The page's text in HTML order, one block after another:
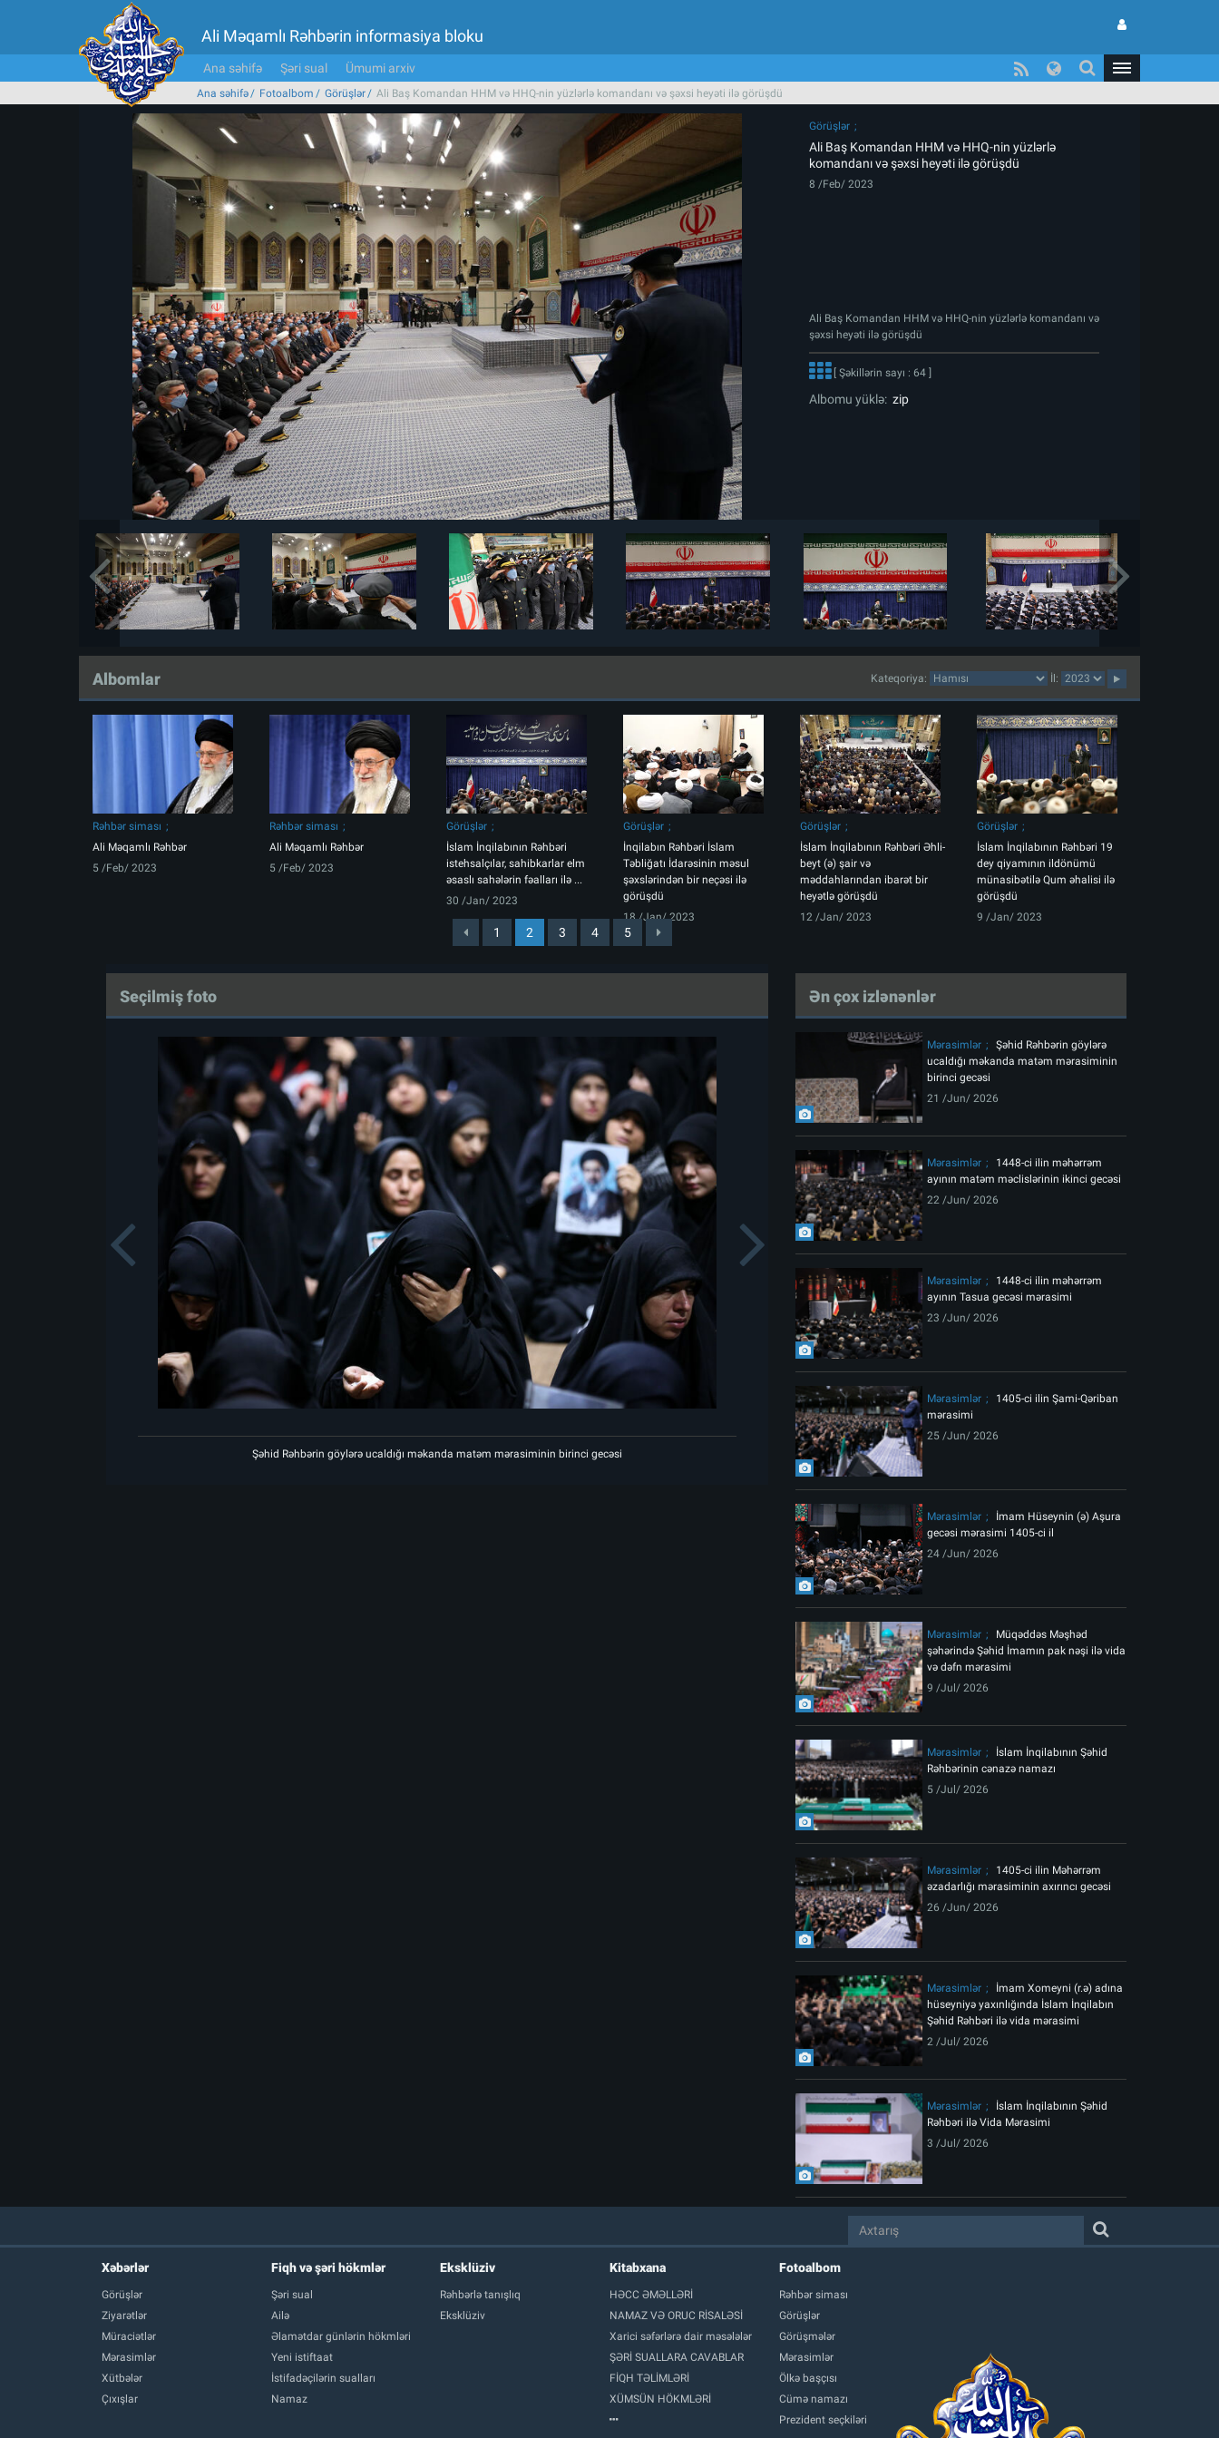
Ali Məqamlı Rəhbərin informasiya bloku
Ana səhifə Şəri sual Ümumi arxiv
Ana səhifə Fotoalbom Görüşlər Ali Baş Komandan HHM və HHQ-nin yüzlərlə komandanı və şəxsi heyəti ilə görüşdü
Görüşlər
Ali Baş Komandan HHM və HHQ-nin yüzlərlə
komandanı və şəxsi heyəti ilə görüşdü
8 /Feb/ 2023
Ali Baş Komandan HHM və HHQ-nin yüzlərlə komandanı və
şəxsi heyəti ilə görüşdü
[ Şəkillərin sayı : 64 ]
Albomu yüklə: zip
Albomlar Kateqoriya: İl:
Rəhbər siması
Ali Məqamlı Rəhbər
5 /Feb/ 2023
Rəhbər siması
Ali Məqamlı Rəhbər
5 /Feb/ 2023
Görüşlər
İslam İnqilabının Rəhbəri
istehsalçılar, sahibkarlar elm
əsaslı sahələrin fəalları ilə ...
30 /Jan/ 2023
Görüşlər
İnqilabın Rəhbəri İslam
Təbliğatı İdarəsinin məsul
şəxslərindən bir neçəsi ilə
görüşdü
18 /Jan/ 2023
Görüşlər
İslam İnqilabının Rəhbəri Əhli-
beyt (ə) şair və
məddahlarından ibarət bir
heyətlə görüşdü
12 /Jan/ 2023
Görüşlər
İslam İnqilabının Rəhbəri 19
dey qiyamının ildönümü
münasibətilə Qum əhalisi ilə
görüşdü
9 /Jan/ 2023
1 2 3 4 5
Seçilmiş foto
Şəhid Rəhbərin göylərə ucaldığı məkanda matəm mərasiminin birinci gecəsi
Previous Next
Ən çox izlənənlər
Mərasimlər
Şəhid Rəhbərin göylərə
ucaldığı məkanda matəm mərasiminin
birinci gecəsi
21 /Jun/ 2026
Mərasimlər
1448-ci ilin məhərrəm
ayının matəm məclislərinin ikinci gecəsi
22 /Jun/ 2026
Mərasimlər
1448-ci ilin məhərrəm
ayının Tasua gecəsi mərasimi
23 /Jun/ 2026
Mərasimlər
1405-ci ilin Şami-Qəriban
mərasimi
25 /Jun/ 2026
Mərasimlər
İmam Hüseynin (ə) Aşura
gecəsi mərasimi 1405-ci il
24 /Jun/ 2026
Mərasimlər
Müqəddəs Məşhəd
şəhərində Şəhid İmamın pak nəşi ilə vida
və dəfn mərasimi
9 /Jul/ 2026
Mərasimlər
İslam İnqilabının Şəhid
Rəhbərinin cənazə namazı
5 /Jul/ 2026
Mərasimlər
1405-ci ilin Məhərrəm
əzadarlığı mərasiminin axırıncı gecəsi
26 /Jun/ 2026
Mərasimlər
İmam Xomeyni (r.ə) adına
hüseyniyə yaxınlığında İslam İnqilabın
Şəhid Rəhbəri ilə vida mərasimi
2 /Jul/ 2026
Mərasimlər
İslam İnqilabının Şəhid
Rəhbəri ilə Vida Mərasimi
3 /Jul/ 2026
Xəbərlər
Görüşlər
Ziyarətlər
Müraciətlər
Mərasimlər
Xütbələr
Çıxışlar
Fiqh və şəri hökmlər
Şəri sual
Ailə
Əlamətdar günlərin hökmləri
Yeni istiftaat
İstifadəçilərin sualları
Namaz
Eksklüziv
Rəhbərlə tanışlıq
Eksklüziv
Kitabxana
HƏCC ƏMƏLLƏRİ
NAMAZ VƏ ORUC RİSALƏSİ
Xarici səfərlərə dair məsələlər
ŞƏRİ SUALLARA CAVABLAR
FİQH TƏLİMLƏRİ
XÜMSÜN HÖKMLƏRİ
Fotoalbom
Rəhbər siması
Görüşlər
Görüşmələr
Mərasimlər
Ölkə başçısı
Cümə namazı
Prezident seçkiləri